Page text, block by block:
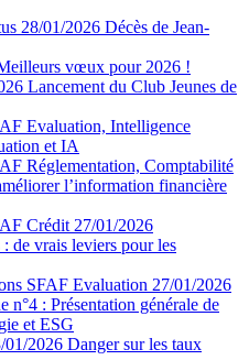
28/01/2026 Décès de Jean-
vœux pour 2026 !
Lancement du Club Jeunes de
Evaluation, Intelligence
et IA
Réglementation, Comptabilité
l’information financière
Crédit 27/01/2026
de vrais leviers pour les
SFAF Evaluation 27/01/2026
n°4 : Présentation générale de
et ESG
01/2026 Danger sur les taux